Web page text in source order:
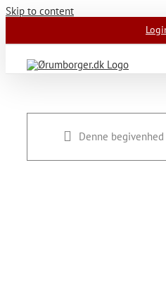
Skip to content
Denne